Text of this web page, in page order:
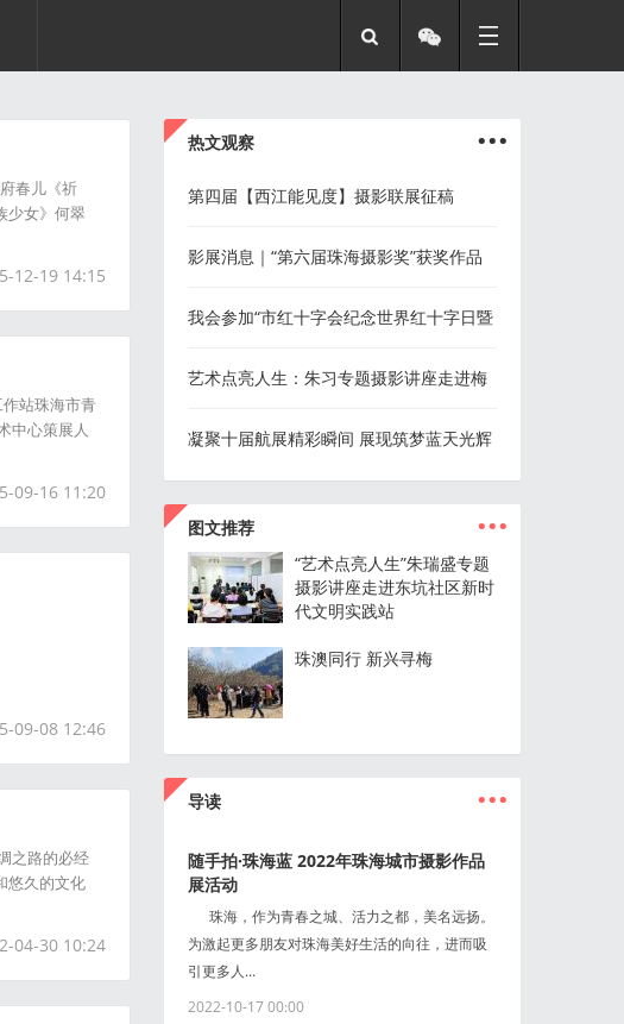
春儿《祈
少女》何翠
12-19 14:15
站珠海市青
中心策展人
09-16 11:20
09-08 12:46
之路的必经
悠久的文化
04-30 10:24
热文观察 ...
第四届【西江能见度】摄影联展征稿
影展消息｜“第六届珠海摄影奖”获奖作品
展马上揭幕
我会参加“市红十字会纪念世界红十字日暨
防灾减灾日主题宣传活动”志愿服务
艺术点亮人生：朱习专题摄影讲座走进梅
华街道悦城社区新时代文明实践站
凝聚十届航展精彩瞬间 展现筑梦蓝天光辉
图文推荐
...
“艺术点亮人生”朱瑞盛专题
摄影讲座走进东坑社区新时
代文明实践站
珠澳同行 新兴寻梅
导读 ...
随手拍·珠海蓝 2022年珠海城市摄影作品
展活动
珠海，作为青春之城、活力之都，美名远扬。
为激起更多朋友对珠海美好生活的向往，进而吸
引更多人...
2022-10-17 00:00